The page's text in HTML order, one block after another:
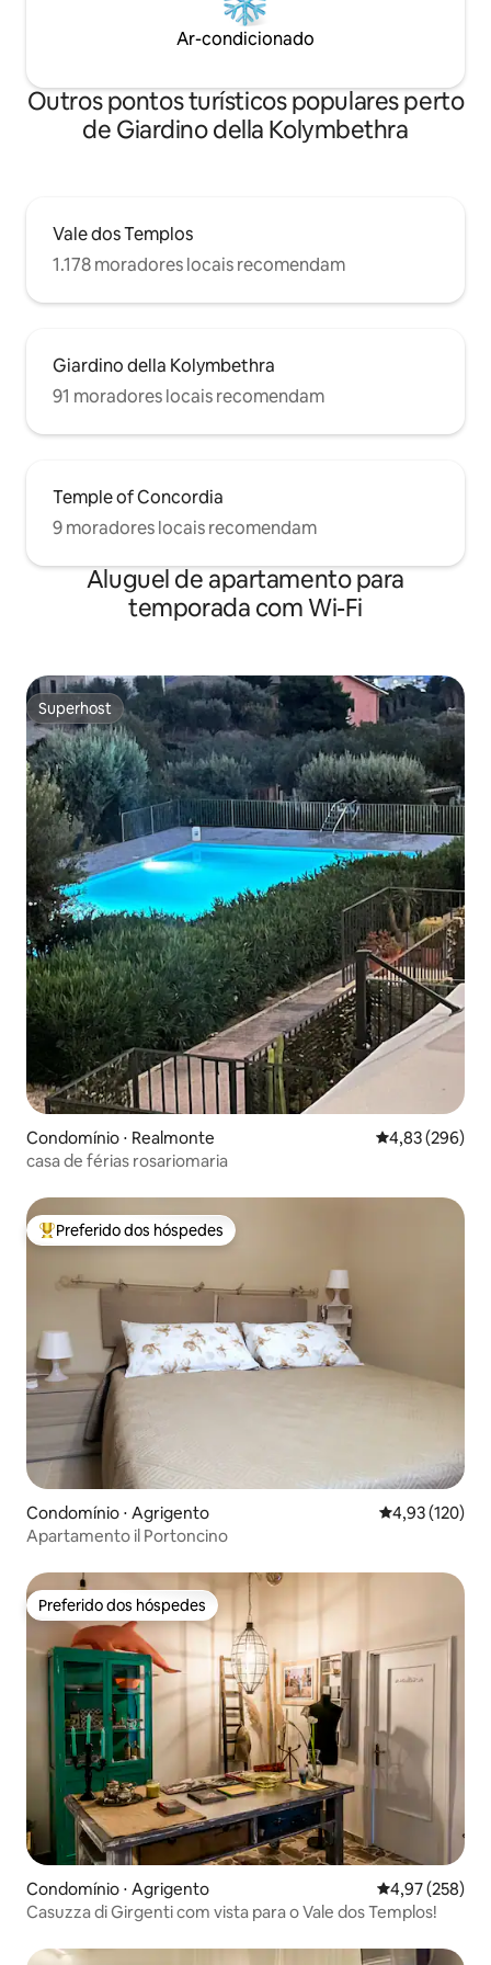
Ar-condicionado
Outros pontos turísticos populares perto
de Giardino della Kolymbethra
Vale dos Templos
1.178 moradores locais recomendam
Giardino della Kolymbethra
91 moradores locais recomendam
Temple of Concordia
9 moradores locais recomendam
Aluguel de apartamento para
temporada com Wi-Fi
Superhost
Superhost
Condomínio ⋅ Realmonte 4,83 de uma
4,83 (296)
casa de férias rosariomaria
Entre os melhores preferidos dos hóspedes
Preferido dos hóspedes
Condomínio ⋅ Agrigento 4,93 de uma
4,93 (120)
Apartamento il Portoncino
Preferido dos hóspedes
Preferido dos hóspedes
Condomínio ⋅ Agrigento 4,97 de uma
4,97 (258)
Casuzza di Girgenti com vista para o Vale dos Templos!